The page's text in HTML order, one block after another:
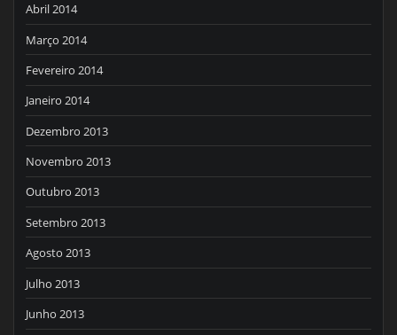
Abril 2014
Março 2014
Fevereiro 2014
Janeiro 2014
Dezembro 2013
Novembro 2013
Outubro 2013
Setembro 2013
Agosto 2013
Julho 2013
Junho 2013